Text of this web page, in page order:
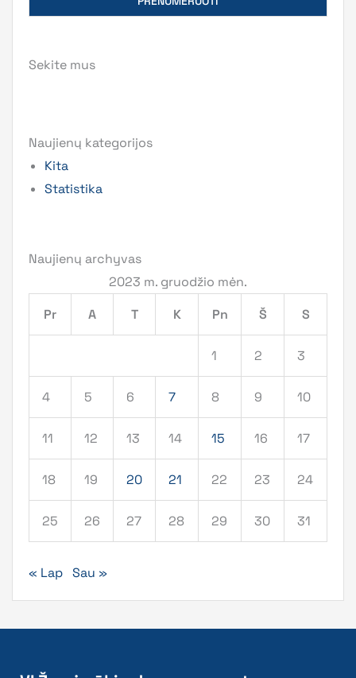
Sekite mus
Naujienų kategorijos
Kita
Statistika
Naujienų archyvas
2023 m. gruodžio mėn.
Pr
A T K Pn Š S
1 2 3
4 5 6 7 8 9 10
11 12 13 14 15 16 17
18 19 20 21 22 23 24
25 26 27 28 29 30 31
« Lap Sau »